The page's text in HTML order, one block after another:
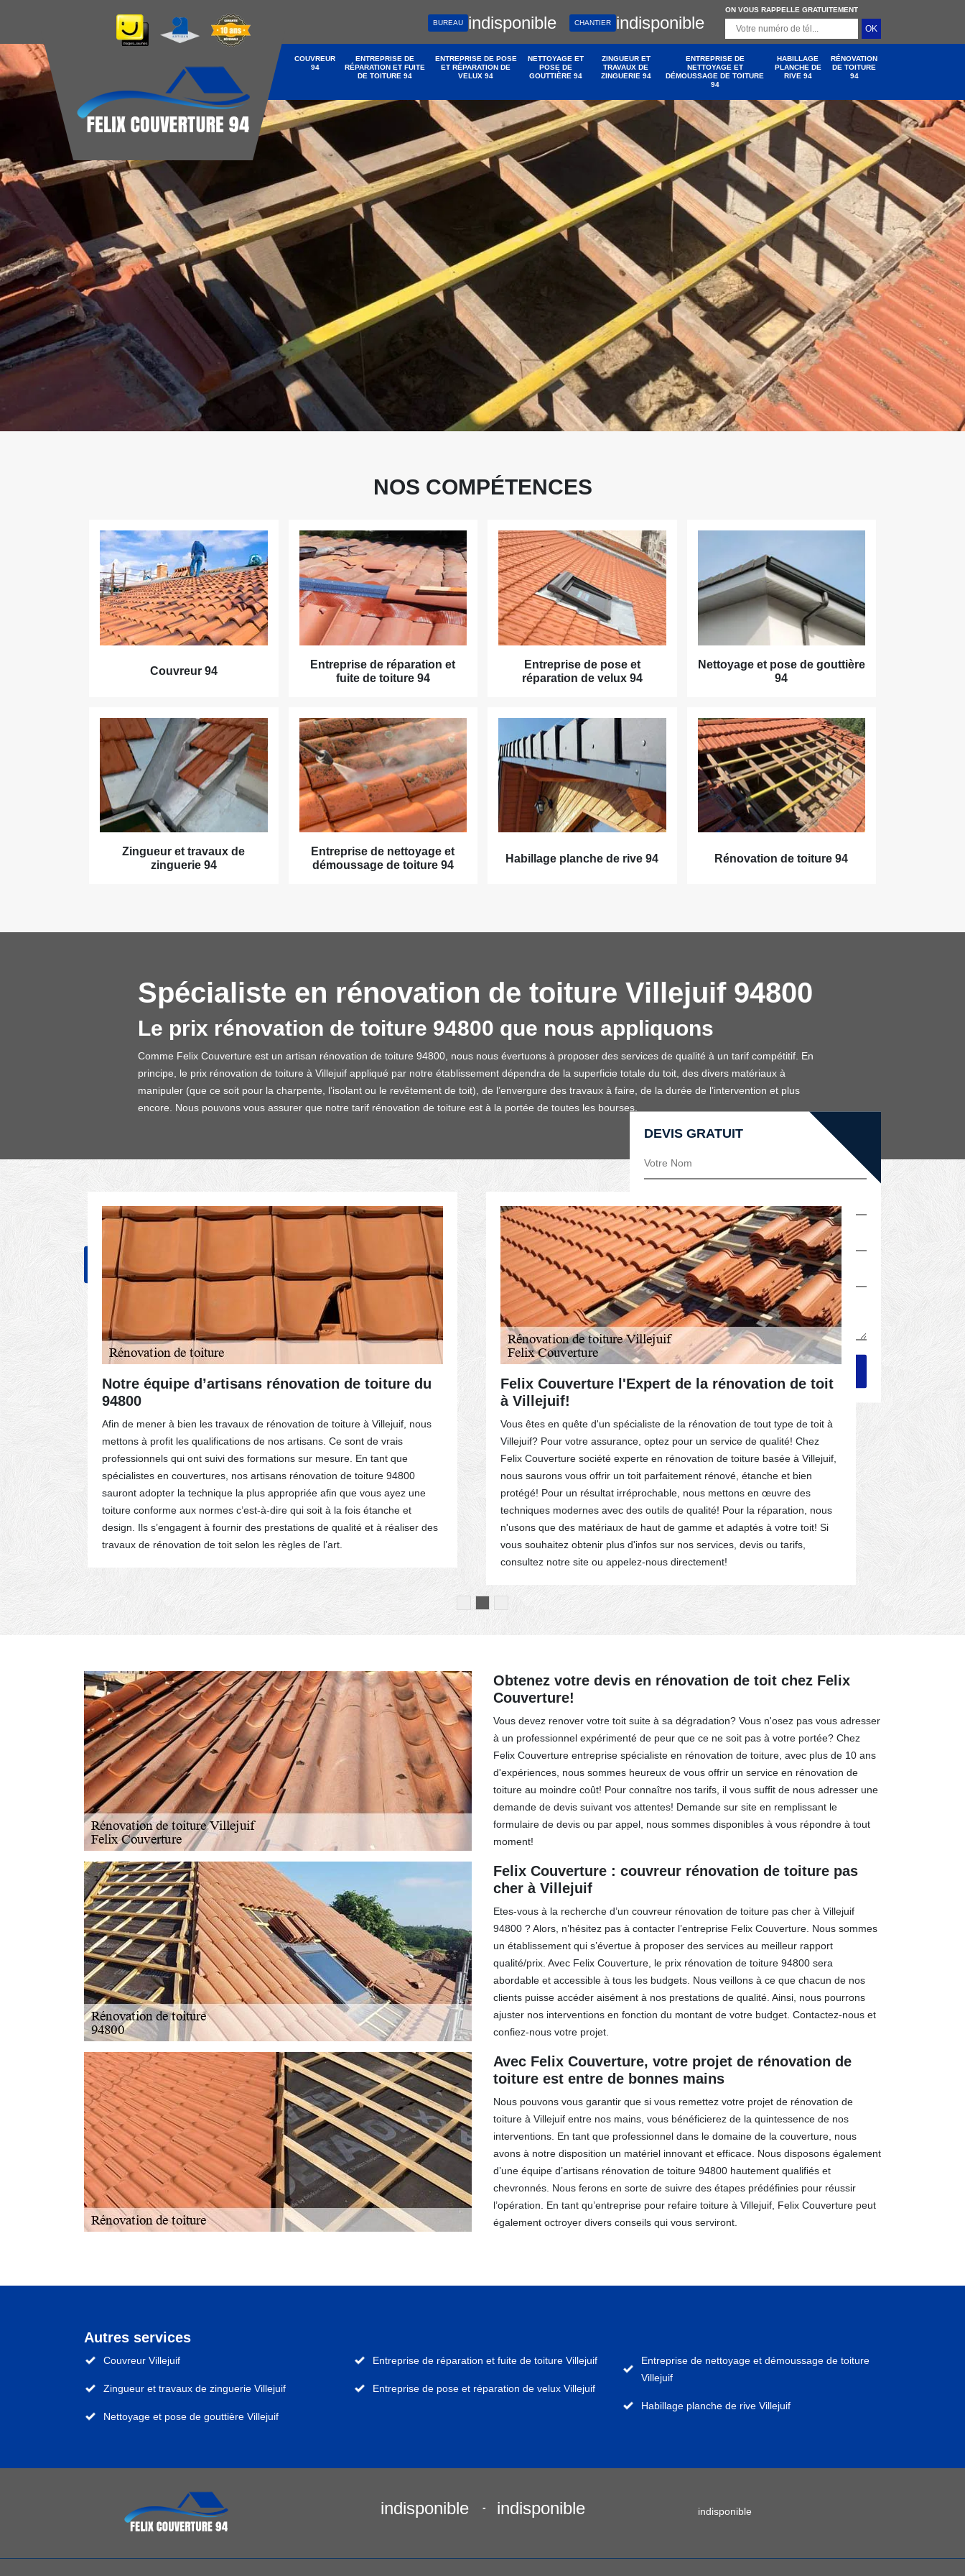
BUREAU indisponible CHANTIER indisponible
ON VOUS RAPPELLE GRATUITEMENT
COUVREUR
94
ENTREPRISE DE
RÉPARATION ET FUITE
DE TOITURE 94
ENTREPRISE DE POSE
ET RÉPARATION DE
VELUX 94
NETTOYAGE ET
POSE DE
GOUTTIÈRE 94
ZINGUEUR ET
TRAVAUX DE
ZINGUERIE 94
ENTREPRISE DE
NETTOYAGE ET
DÉMOUSSAGE DE TOITURE
94
HABILLAGE
PLANCHE DE
RIVE 94
RÉNOVATION
DE TOITURE
94
NOS RÉALISATIONS CONTACTEZ-NOUS
DEVIS GRATUIT
NOS COMPÉTENCES
Couvreur 94
Entreprise de réparation et
fuite de toiture 94
Entreprise de pose et
réparation de velux 94
Nettoyage et pose de gouttière
94
Zingueur et travaux de
zinguerie 94
Entreprise de nettoyage et
démoussage de toiture 94
Habillage planche de rive 94 Rénovation de toiture 94
Spécialiste en rénovation de toiture Villejuif 94800
Le prix rénovation de toiture 94800 que nous appliquons
Comme Felix Couverture est un artisan rénovation de toiture 94800, nous nous évertuons à proposer des services de qualité à un tarif compétitif. En
principe, le prix rénovation de toiture à Villejuif appliqué par notre établissement dépendra de la superficie totale du toit, des divers matériaux à
manipuler (que ce soit pour la charpente, l’isolant ou le revêtement de toit), de l’envergure des travaux à faire, de la durée de l’intervention et plus
encore. Nous pouvons vous assurer que notre tarif rénovation de toiture est à la portée de toutes les bourses.
confort
Notre équipe d’artisans rénovation de toiture du
94800
Afin de mener à bien les travaux de rénovation de toiture à Villejuif, nous
mettons à profit les qualifications de nos artisans. Ce sont de vrais
professionnels qui ont suivi des formations sur mesure. En tant que
spécialistes en couvertures, nos artisans rénovation de toiture 94800
sauront adopter la technique la plus appropriée afin que vous ayez une
toiture conforme aux normes c’est-à-dire qui soit à la fois étanche et
design. Ils s’engagent à fournir des prestations de qualité et à réaliser des
travaux de rénovation de toit selon les règles de l’art.
Felix Couverture l'Expert de la rénovation de toit
à Villejuif!
Vous êtes en quête d'un spécialiste de la rénovation de tout type de toit à
Villejuif? Pour votre assurance, optez pour un service de qualité! Chez
Felix Couverture société experte en rénovation de toiture basée à Villejuif,
nous saurons vous offrir un toit parfaitement rénové, étanche et bien
protégé! Pour un résultat irréprochable, nous mettons en œuvre des
techniques modernes avec des outils de qualité! Pour la réparation, nous
n'usons que des matériaux de haut de gamme et adaptés à votre toit! Si
vous souhaitez obtenir plus d'infos sur nos services, devis ou tarifs,
consultez notre site ou appelez-nous directement!
Felix
toiture à
Sollicitez les
entreprise
manier,
efficacement
toiture si
refaire sa
préalable.
Obtenez votre devis en rénovation de toit chez Felix
Couverture!
Vous devez renover votre toit suite à sa dégradation? Vous n'osez pas vous adresser
à un professionnel expérimenté de peur que ce ne soit pas à votre portée? Chez
Felix Couverture entreprise spécialiste en rénovation de toiture, avec plus de 10 ans
d'expériences, nous sommes heureux de vous offrir un service en rénovation de
toiture au moindre coût! Pour connaître nos tarifs, il vous suffit de nous adresser une
demande de devis suivant vos attentes! Demande sur site en remplissant le
formulaire de devis ou par appel, nous sommes disponibles à vous répondre à tout
moment!
Felix Couverture : couvreur rénovation de toiture pas
cher à Villejuif
Etes-vous à la recherche d’un couvreur rénovation de toiture pas cher à Villejuif
94800 ? Alors, n’hésitez pas à contacter l’entreprise Felix Couverture. Nous sommes
un établissement qui s’évertue à proposer des services au meilleur rapport
qualité/prix. Avec Felix Couverture, le prix rénovation de toiture 94800 sera
abordable et accessible à tous les budgets. Nous veillons à ce que chacun de nos
clients puisse accéder aisément à nos prestations de qualité. Ainsi, nous pourrons
ajuster nos interventions en fonction du montant de votre budget. Contactez-nous et
confiez-nous votre projet.
Avec Felix Couverture, votre projet de rénovation de
toiture est entre de bonnes mains
Nous pouvons vous garantir que si vous remettez votre projet de rénovation de
toiture à Villejuif entre nos mains, vous bénéficierez de la quintessence de nos
interventions. En tant que professionnel dans le domaine de la couverture, nous
avons à notre disposition un matériel innovant et efficace. Nous disposons également
d’une équipe d’artisans rénovation de toiture 94800 hautement qualifiés et
chevronnés. Nous ferons en sorte de suivre des étapes prédéfinies pour réussir
l’opération. En tant qu’entreprise pour refaire toiture à Villejuif, Felix Couverture peut
également octroyer divers conseils qui vous serviront.
Autres services
Couvreur Villejuif
Zingueur et travaux de zinguerie Villejuif
Nettoyage et pose de gouttière Villejuif
Entreprise de réparation et fuite de toiture Villejuif
Entreprise de pose et réparation de velux Villejuif
Entreprise de nettoyage et démoussage de toiture
Villejuif
Habillage planche de rive Villejuif
indisponible - indisponible indisponible